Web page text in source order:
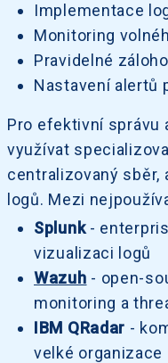
Implementace
Monitoring
Pravidelné
Nastavení alertů
Pro efektivní správu
využívat
centralizovaný sběr,
logů. Mezi
Splunk-
vizualizaci logů
Wazuh - open-
monitoring a
IBM QRadar -
velké organizace